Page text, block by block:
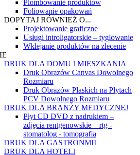
Plombowanie produktów
Foliowanie opakowań
DOPYTAJ RÓWNIEŻ O...
Projektowanie graficzne
Usługi introligatorskie – tyglowanie
Wklejanie produktów na zlecenie
DRUK DLA DOMU I MIESZKANIA
Druk Obrazów Canvas Dowolnego
Rozmiaru
Druk Obrazów Płaskich na Płytach
PCV Dowolnego Rozmiaru
DRUK DLA BRANŻY MEDYCZNEJ
Płyt CD DVD z nadrukiem –
zdjęcia rentgenowskie – rtg -
stomatolog - tomografia
DRUK DLA GASTRONMII
DRUK DLA HOTELI